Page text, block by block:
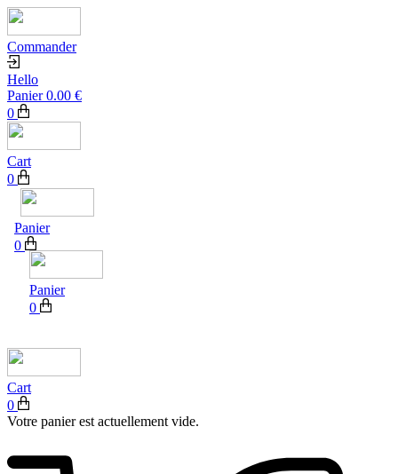
Commander
Hello
Panier 0.00 €
0
Cart
0
Panier
0
Panier
0
Cart
0
Votre panier est actuellement vide.